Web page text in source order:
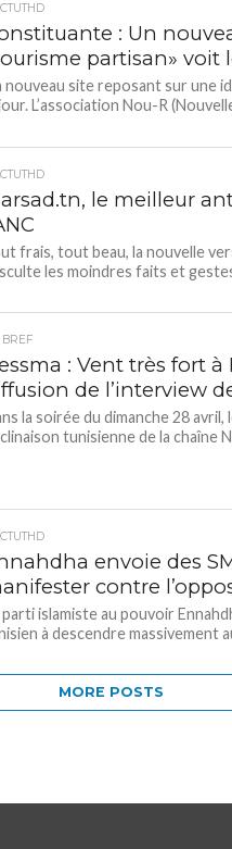
: Un
partisan» voit
nouveau site reposant sur une
L’association Nou-R
le meilleur
frais, tout beau, la nouvelle
les moindres faits et
BREF
: Vent très fort
de l’interview
la soirée du dimanche 28
tunisienne de la chaîne
envoie des
contre
parti islamiste au pouvoir
à descendre massivement
MORE POSTS